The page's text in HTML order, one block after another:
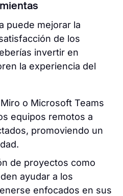
puede mejorar la
de los
invertir en
la experiencia del
o Microsoft Teams
equipos remotos a
promoviendo un
de proyectos como
ayudar a los
enfocados en sus